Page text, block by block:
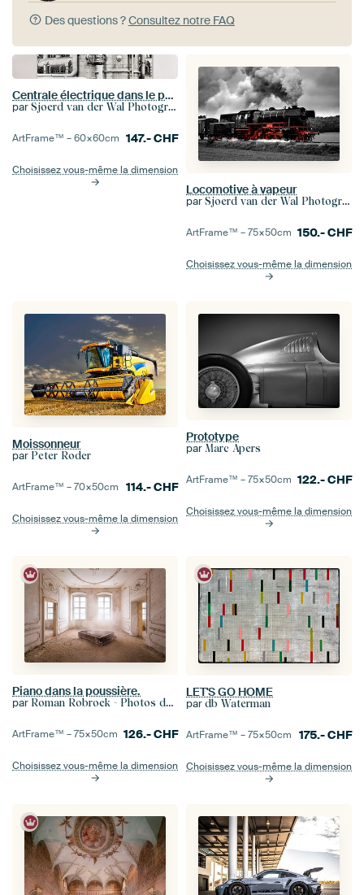
Des questions ?Consultez notre FAQ
Centrale électrique dans le port de Rotterdam
par Sjoerd van der Wal Photographie
ArtFrame™ –60×60cm 147.-CHF
Choisissez vous-même la dimension
Locomotive à vapeur
par Sjoerd van der Wal Photographie
ArtFrame™ –75×50cm 150.-CHF
Choisissez vous-même la dimension
Moissonneur
par Peter Roder
ArtFrame™ –70×50cm 114.-CHF
Choisissez vous-même la dimension
Prototype
par Marc Apers
ArtFrame™ –75×50cm 122.-CHF
Choisissez vous-même la dimension
Piano dans la poussière.
par Roman Robroek - Photos de bâtiments abandonnés
ArtFrame™ –75×50cm 126.-CHF
Choisissez vous-même la dimension
LET'S GO HOME
par db Waterman
ArtFrame™ –75×50cm 175.-CHF
Choisissez vous-même la dimension